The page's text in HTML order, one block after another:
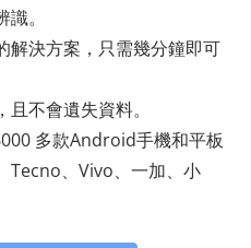
。
解決方案，只需幾分鐘即可
，且不會遺失資料。
多款Android手機和平板
Tecno、Vivo、一加、小